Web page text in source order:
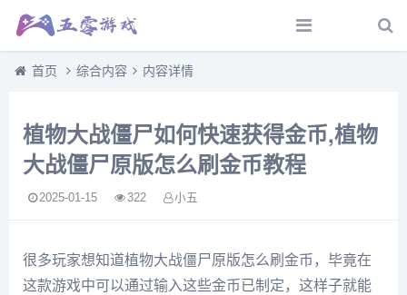
首页 综合内容 内容详情
植物大战僵尸如何快速获得金币,植物
大战僵尸原版怎么刷金币教程
2025-01-15 322 小五
很多玩家想知道植物大战僵尸原版怎么刷金币，毕竟在
这款游戏中可以通过输入这些金币已制定，这样子就能